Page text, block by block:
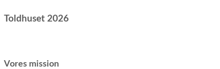
Toldhuset 2026
Vores mission